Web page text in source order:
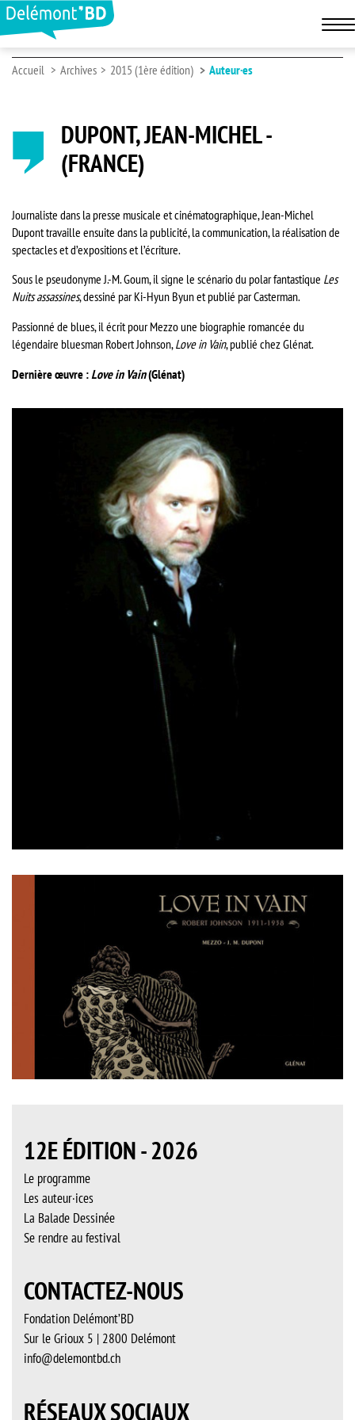
Accueil Archives 2015 (1ère édition) Auteur·es
DUPONT, JEAN-MICHEL -
(FRANCE)
Journaliste dans la presse musicale et cinématographique, Jean-Michel
Dupont travaille ensuite dans la publicité, la communication, la réalisation de
spectacles et d’expositions et l’écriture.
Sous le pseudonyme J.-M. Goum, il signe le scénario du polar fantastique Les
Nuits assassines, dessiné par Ki-Hyun Byun et publié par Casterman.
Passionné de blues, il écrit pour Mezzo une biographie romancée du
légendaire bluesman Robert Johnson,Love in Vain, publié chez Glénat.
Dernière œuvre :Love in Vain(Glénat)
12E ÉDITION - 2026
Le programme
Les auteur·ices
La Balade Dessinée
Se rendre au festival
CONTACTEZ-NOUS
Fondation Delémont’BD
Sur le Grioux 5 | 2800 Delémont
info@delemontbd.ch
RÉSEAUX SOCIAUX